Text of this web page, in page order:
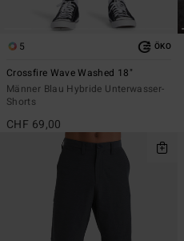
5 ÖKO
Crossfire Wave Washed 18"
Männer Blau Hybride Unterwasser-
Shorts
CHF 69,00